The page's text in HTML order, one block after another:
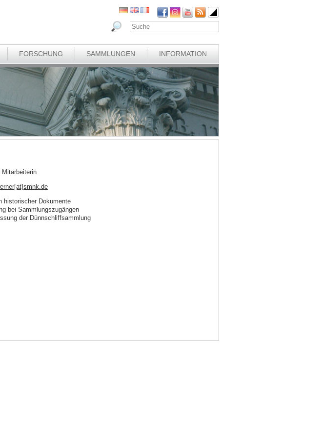
FORSCHUNG SAMMLUNGEN INFORMATION
Mitarbeiterin
.de
historischer Dokumente
bei Sammlungszugängen
der Dünnschliffsammlung